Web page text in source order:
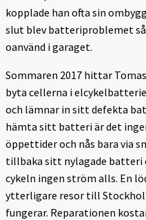
kopplade han ofta sin
slut blev batteriproblemet
oanvänd i garaget.
Sommaren 2017 hittar
byta cellerna i
och lämnar in sitt defekta
hämta sitt batteri är det
öppettider och nås bara via
tillbaka sitt nylagade batteri
cykeln ingen ström alls. En
ytterligare resor till
fungerar. Reparationen